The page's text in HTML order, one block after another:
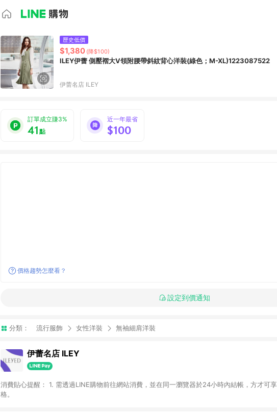
歷史低價
$1,380 (降$100)
ILEY伊蕾 側壓褶大V領附腰帶斜紋背心洋裝(綠色；M-XL)1223087522
伊蕾名店 ILEY
訂單成立賺3%
41點
近一年最省
$100
價格趨勢怎麼看？
設定到價通知
分類： 流行服飾 女性洋裝 無袖細肩洋裝
伊蕾名店 ILEY
消費貼心提醒： 1. 需透過LINE購物前往網站消費，並在同一瀏覽器於24小時內結帳，方才可
格。